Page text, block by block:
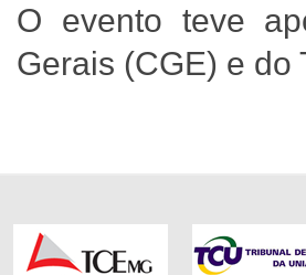
O evento teve
Gerais (CGE) e do